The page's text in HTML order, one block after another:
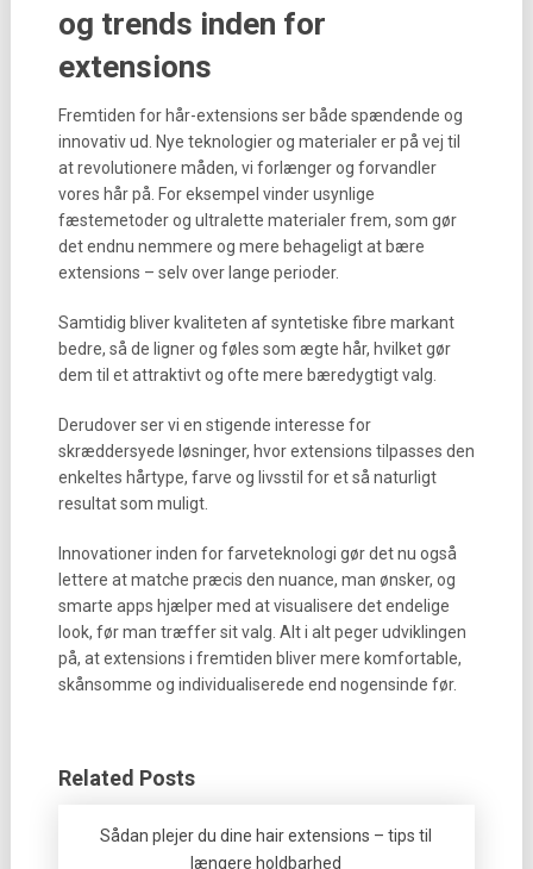
og trends inden for
extensions
Fremtiden for hår-extensions ser både spændende og
innovativ ud. Nye teknologier og materialer er på vej til
at revolutionere måden, vi forlænger og forvandler
vores hår på. For eksempel vinder usynlige
fæstemetoder og ultralette materialer frem, som gør
det endnu nemmere og mere behageligt at bære
extensions – selv over lange perioder.
Samtidig bliver kvaliteten af syntetiske fibre markant
bedre, så de ligner og føles som ægte hår, hvilket gør
dem til et attraktivt og ofte mere bæredygtigt valg.
Derudover ser vi en stigende interesse for
skræddersyede løsninger, hvor extensions tilpasses den
enkeltes hårtype, farve og livsstil for et så naturligt
resultat som muligt.
Innovationer inden for farveteknologi gør det nu også
lettere at matche præcis den nuance, man ønsker, og
smarte apps hjælper med at visualisere det endelige
look, før man træffer sit valg. Alt i alt peger udviklingen
på, at extensions i fremtiden bliver mere komfortable,
skånsomme og individualiserede end nogensinde før.
Related Posts
Sådan plejer du dine hair extensions – tips til
længere holdbarhed